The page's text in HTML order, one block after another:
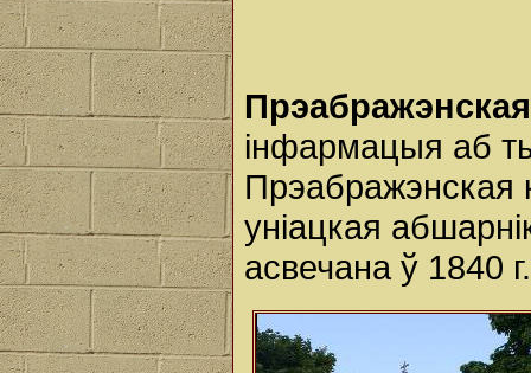
інфармацыя аб
Прэабражэнская
уніацкая
асвечана ў 1840 г.